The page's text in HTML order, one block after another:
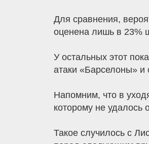
Для сравнения,
оценена лишь в 23%
У остальных этот
атаки «Барселоны» и
Напомним, что в
которому не удалось
Такое случилось с